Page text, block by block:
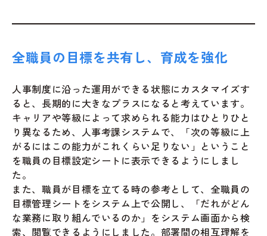
全職員の目標を共有し、育成を強化
人事制度に沿った運用ができる状態にカスタマイズす
ると、長期的に大きなプラスになると考えています。
キャリアや等級によって求められる能力はひとりひと
り異なるため、人事考課システムで、「次の等級に上
がるにはこの能力がこれくらい足りない」ということ
を職員の目標設定シートに表示できるようにしまし
た。
また、職員が目標を立てる時の参考として、全職員の
目標管理シートをシステム上で公開し、「だれがどん
な業務に取り組んでいるのか」をシステム画面から検
索、閲覧できるようにしました。部署間の相互理解を